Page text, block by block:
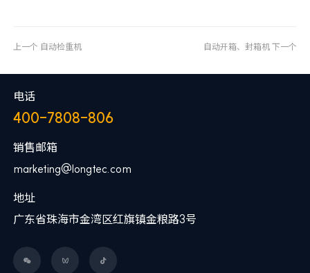
上一个 自动检重机 自动开箱、封箱机 下一个
电话
400-7808-806
销售邮箱
marketing@longtec.com
地址
广东省珠海市金湾区红旗镇金粮路3号
  